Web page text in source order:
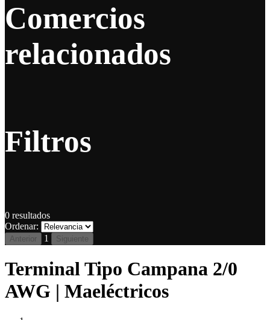
Comercios
relacionados
Filtros
0 resultados
Ordenar:
Anterior 1 Siguiente
Terminal Tipo Campana 2/0
AWG | Maeléctricos